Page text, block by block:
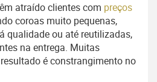
atraído clientes com preços
coroas muito pequenas,
qualidade ou até reutilizadas,
na entrega. Muitas
é constrangimento no